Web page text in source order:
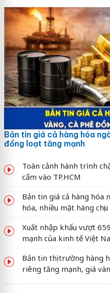
Bản tin giá cả hàng hóa
đồng loạt tăng mạnh
Toàn cảnh hành trình
cấm vào TP.HCM
Bản tin giá cả hàng hóa
hóa, nhiều mặt hàng
Xuất nhập khẩu vượt
mạnh của kinh tế Việt
Bản tin thị trường hàng
riêng tăng mạnh, giá